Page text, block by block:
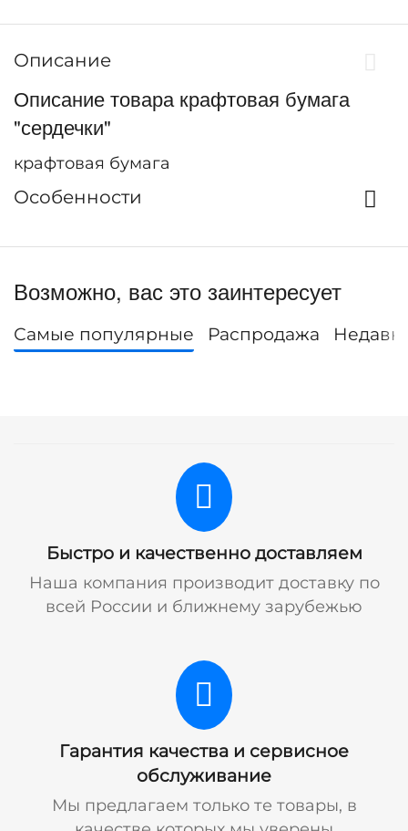
Описание
Описание товара крафтовая бумага
"сердечки"
крафтовая бумага
Особенности
Возможно, вас это заинтересует
Самые популярные Распродажа
Быстро и качественно доставляем
Наша компания производит доставку по
всей России и ближнему зарубежью
Гарантия качества и сервисное
обслуживание
Мы предлагаем только те товары, в